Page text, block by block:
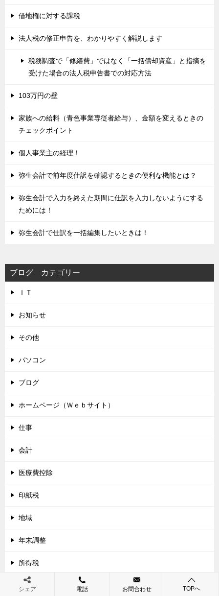
借地権に対する課税
法人税の修正申告を、わかりやすく解説します
税務調査で「修繕費」ではなく「一括償却資産」と指摘を
受けた場合の法人税申告書での対応方法
103万円の壁
家族への給料（青色事業専従者給与）、金額を変えるときの
チェックポイント
個人事業主の経理！
弥生会計で前年度仕訳を確認するときの便利な機能とは？
弥生会計で入力を終えた期間に仕訳を入力しないようにする
ためには！
弥生会計で仕訳を一括編集したいときは！
ブログ カテゴリー
ＩＴ
お知らせ
その他
パソコン
ブログ
ホームページ（Ｗｅｂサイト）
仕事
会計
医療費控除
印紙税
地域
年末調整
所得税
投資
シェア 電話 お問合わせ TOPへ